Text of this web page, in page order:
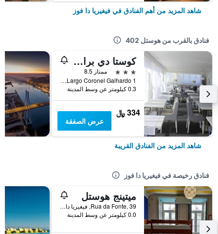
شاهد المزيد من أهم الفنادق في فيغيريا دا فوز
فنادق بالقرب من هوستل 402
كوستا دي براتا هوتل
3 نجوم
ممتاز 8.5
Largo Coronel Galhardo 1, فيغيريا دا فوز, محافظة كويمبرا, البرتغال
0.3 كيلومتر عن وسط المدينة
334 ﷼
عرض الصفقة
شاهد المزيد من الفنادق القريبة
فنادق رخيصة في فيغيريا دا فوز
ميتينج هوستل
Rua da Fonte, 39, فيغيريا دا فوز, محافظة كويمبرا, البرتغال
0.0 كيلومتر عن وسط المدينة